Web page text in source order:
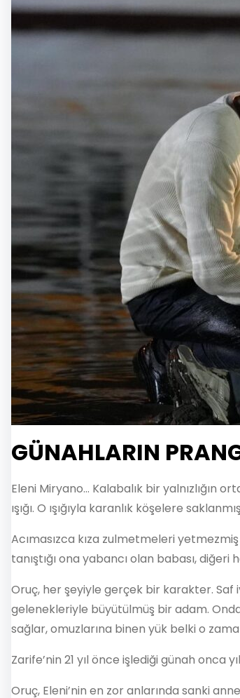
GÜNAHLARIN
Eleni Miryano… Kalabalık bir yalnızlığın
ışığı. O ışığıyla karanlık köşelere
Acımasızca kıza zulmetmeleri
tanıştığı ona yabancı olan babası,
Oruç, her şeyiyle gerçek bir karakter. Saf
gelenekleriyle büyütülmüş bir adam.
sağlar, omuzlarına binen yük belki o
Zarife’nin 21 yıl önce işlediği günah onca
Oruç, Eleni’nin en zor anlarında sanki